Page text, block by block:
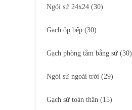
Ngói sứ 24x24 (30)
Gạch ốp bếp (30)
Gạch phòng tắm bằng sứ (30)
Ngói sứ ngoài trời (29)
Gạch sứ toàn thân (15)